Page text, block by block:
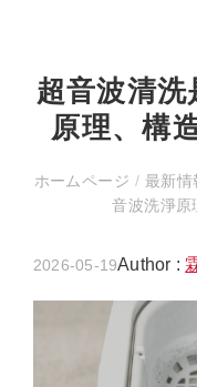
超音波清
原理、構
ホームページ / 最新情
音波洗淨原
2026-05-19Author :